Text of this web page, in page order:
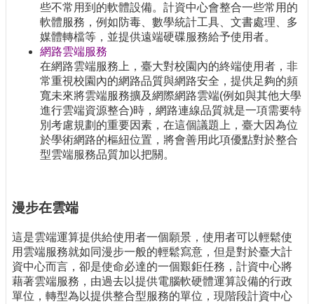
些不常用到的軟體設備。計資中心會整合一些常用的
軟體服務，例如防毒、數學統計工具、文書處理、多
媒體轉檔等，並提供遠端硬碟服務給予使用者。
網路雲端服務
在網路雲端服務上，臺大對校園內的終端使用者，非
常重視校園內的網路品質與網路安全，提供足夠的頻
寬未來將雲端服務擴及網際網路雲端(例如與其他大學
進行雲端資源整合)時，網路連線品質就是一項需要特
別考慮規劃的重要因素，在這個議題上，臺大因為位
於學術網路的樞紐位置，將會善用此項優點對於整合
型雲端服務品質加以把關。
漫步在雲端
這是雲端運算提供給使用者一個願景，使用者可以輕鬆使
用雲端服務就如同漫步一般的輕鬆寫意，但是對於臺大計
資中心而言，卻是使命必達的一個艱鉅任務，計資中心將
藉著雲端服務，由過去以提供電腦軟硬體運算設備的行政
單位，轉型為以提供整合型服務的單位，現階段計資中心